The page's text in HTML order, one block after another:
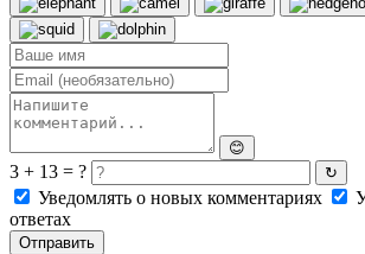
😊
3 + 13 = ? ↻
Уведомлять о новых комментариях
ответах
Отправить